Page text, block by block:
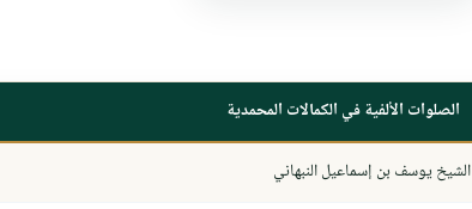
الصلوات الألفية في الكمالات المحمدية
الشيخ يوسف بن إسماعيل النبهاني